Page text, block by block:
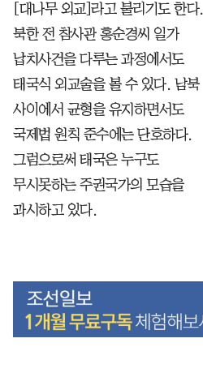
[대나무 외교]라고 불리기도 한다.
북한 전 참사관 홍순경씨 일가
납치사건을 다루는 과정에서도
태국식 외교술을 볼 수 있다. 남북
사이에서 균형을 유지하면서도
국제법 원칙 준수에는 단호하다.
그럼으로써 태국은 누구도
무시못하는 주권국가의 모습을
과시하고 있다.